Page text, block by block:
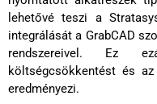
lehetővé teszi a
integrálását a GrabCAD
rendszereivel. Ez
költségcsökkentést és
eredményezi.